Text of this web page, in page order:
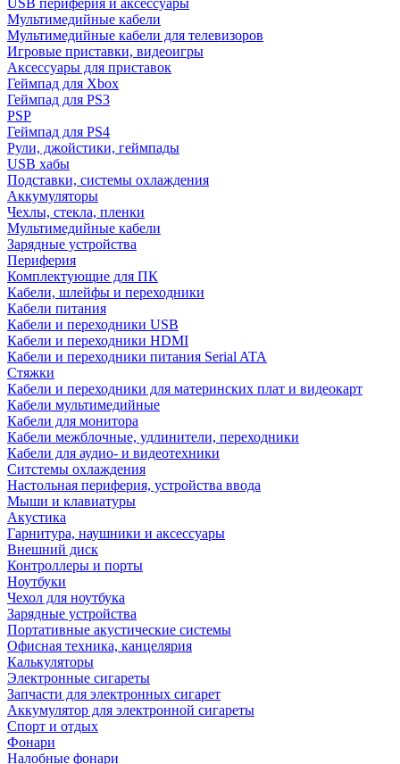
USB периферия и аксессуары
Мультимедийные кабели
Мультимедийные кабели для телевизоров
Игровые приставки, видеоигры
Аксессуары для приставок
Геймпад для Xbox
Геймпад для PS3
PSP
Геймпад для PS4
Рули, джойстики, геймпады
USB хабы
Подставки, системы охлаждения
Аккумуляторы
Чехлы, стекла, пленки
Мультимедийные кабели
Зарядные устройства
Периферия
Комплектующие для ПК
Кабели, шлейфы и переходники
Кабели питания
Кабели и переходники USB
Кабели и переходники HDMI
Кабели и переходники питания Serial ATA
Стяжки
Кабели и переходники для материнских плат и видеокарт
Кабели мультимедийные
Кабели для монитора
Кабели межблочные, удлинители, переходники
Кабели для аудио- и видеотехники
Ситстемы охлаждения
Настольная периферия, устройства ввода
Мыши и клавиатуры
Акустика
Гарнитура, наушники и аксессуары
Внешний диск
Контроллеры и порты
Ноутбуки
Чехол для ноутбука
Зарядные устройства
Портативные акустические системы
Офисная техника, канцелярия
Калькуляторы
Электронные сигареты
Запчасти для электронных сигарет
Аккумулятор для электронной сигареты
Спорт и отдых
Фонари
Налобные фонари